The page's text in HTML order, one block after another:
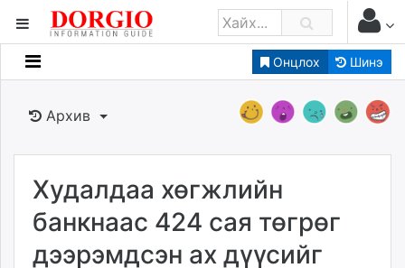
Онцлох Шинэ
Мэдээллийн
Банк санхүү
Бизнес ААН
Төрийн
Нийслэлийн
dorgio.mn
Архив
Худалдаа хөгжлийн
банкнаас 424 сая төгрөг
дээрэмдсэн ах дүүсийг